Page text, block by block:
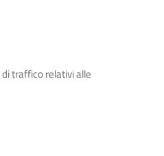
traffico relativi alle